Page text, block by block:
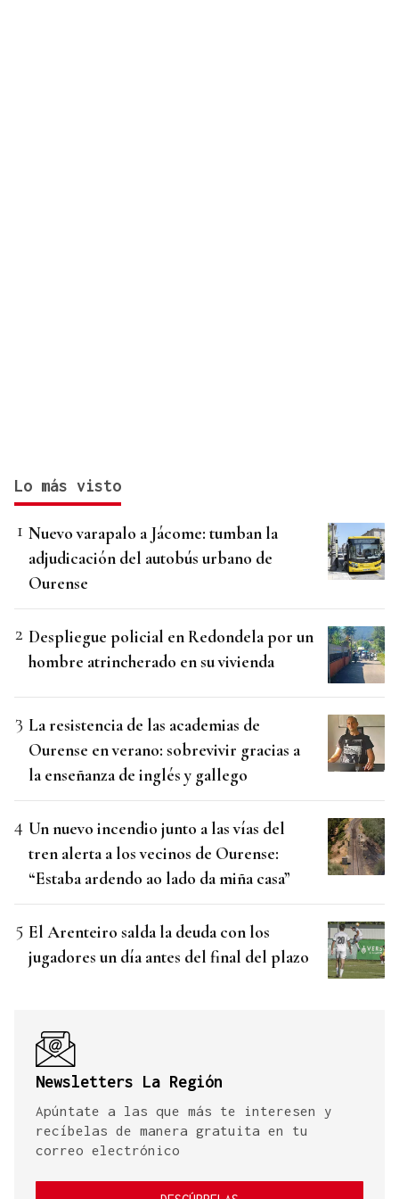
Lo más visto
Nuevo varapalo a Jácome: tumban la
adjudicación del autobús urbano de
Ourense
Despliegue policial en Redondela por un
hombre atrincherado en su vivienda
La resistencia de las academias de
Ourense en verano: sobrevivir gracias a
la enseñanza de inglés y gallego
Un nuevo incendio junto a las vías del
tren alerta a los vecinos de Ourense:
“Estaba ardendo ao lado da miña casa”
El Arenteiro salda la deuda con los
jugadores un día antes del final del plazo
Newsletters La Región
Apúntate a las que más te interesen y
recíbelas de manera gratuita en tu
correo electrónico